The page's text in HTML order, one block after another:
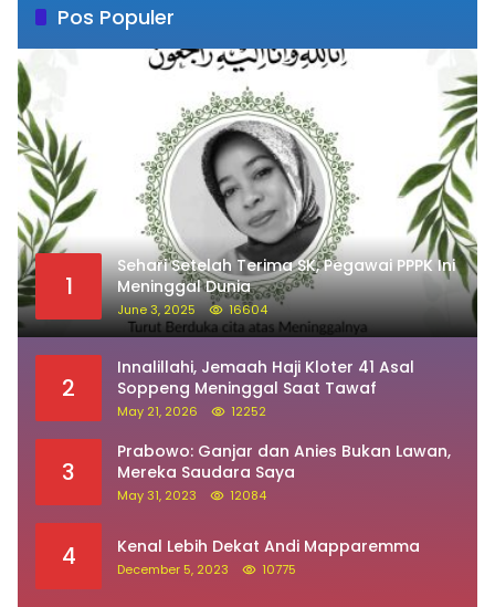
Pos Populer
1
Sehari Setelah Terima SK, Pegawai PPPK Ini
Meninggal Dunia
June 3, 2025 16604
2
Innalillahi, Jemaah Haji Kloter 41 Asal
Soppeng Meninggal Saat Tawaf
May 21, 2026 12252
3
Prabowo: Ganjar dan Anies Bukan Lawan,
Mereka Saudara Saya
May 31, 2023 12084
4 Kenal Lebih Dekat Andi Mapparemma
December 5, 2023 10775